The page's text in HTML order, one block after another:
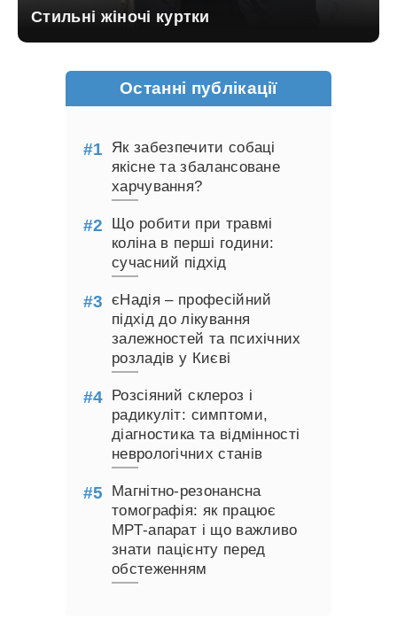
Стильні жіночі куртки
Останні публікації
Як забезпечити собаці
якісне та збалансоване
харчування?
Що робити при травмі
коліна в перші години:
сучасний підхід
єНадія – професійний
підхід до лікування
залежностей та психічних
розладів у Києві
Розсіяний склероз і
радикуліт: симптоми,
діагностика та відмінності
неврологічних станів
Магнітно-резонансна
томографія: як працює
МРТ-апарат і що важливо
знати пацієнту перед
обстеженням